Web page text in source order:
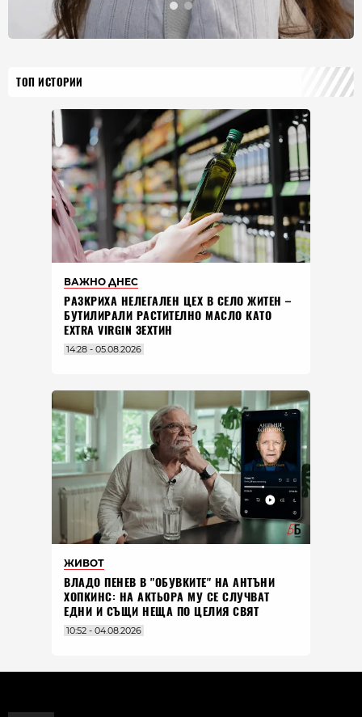
ТОП ИСТОРИИ
ВАЖНО ДНЕС
РАЗКРИХА НЕЛЕГАЛЕН ЦЕХ В СЕЛО ЖИТЕН –
БУТИЛИРАЛИ РАСТИТЕЛНО МАСЛО КАТО
EXTRA VIRGIN ЗЕХТИН
14:28 - 05.08.2026
ЖИВОТ
ВЛАДO ПЕНЕВ В "ОБУВКИТЕ" НА АНТЪНИ
ХОПКИНС: НА АКТЬОРА МУ СЕ СЛУЧВАТ
ЕДНИ И СЪЩИ НЕЩА ПО ЦЕЛИЯ СВЯТ
10:52 - 04.08.2026